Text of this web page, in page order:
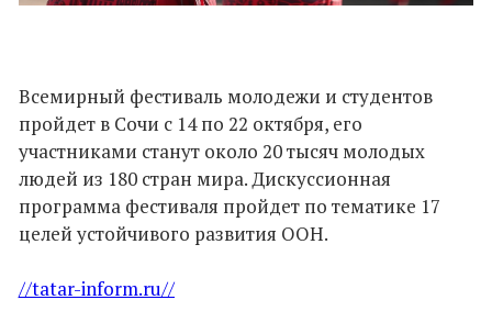
Всемирный фестиваль молодежи и студентов
пройдет в Сочи с 14 по 22 октября, его
участниками станут около 20 тысяч молодых
людей из 180 стран мира. Дискуссионная
программа фестиваля пройдет по тематике 17
целей устойчивого развития ООН.
//tatar-inform.ru//